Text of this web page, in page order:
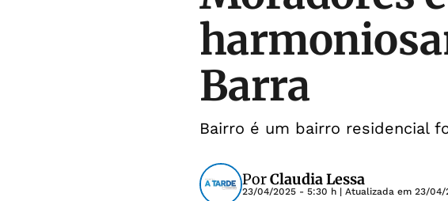
Barra
Bairro é um bairro residencial
PorClaudia Lessa
23/04/2025 - 5:30 h | Atualizada em 23/04/